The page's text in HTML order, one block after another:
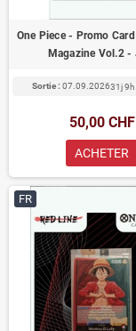
One Piece - Promo
Magazine Vol.2 -
Sortie : 07.09.202631j
50,00 CHF
ACHETER
FR